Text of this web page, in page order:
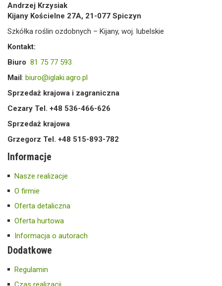
Andrzej Krzysiak
Kijany Kościelne 27A, 21-077 Spiczyn
Szkółka roślin ozdobnych – Kijany, woj. lubelskie
Kontakt:
Biuro 81 75 77 593
Mail: biuro@iglaki.agro.pl
Sprzedaż krajowa i zagraniczna
Cezary Tel. +48 536-466-626
Sprzedaż krajowa
Grzegorz Tel. +48 515-893-782
Informacje
Nasze realizacje
O firmie
Oferta detaliczna
Oferta hurtowa
Informacja o autorach
Dodatkowe
Regulamin